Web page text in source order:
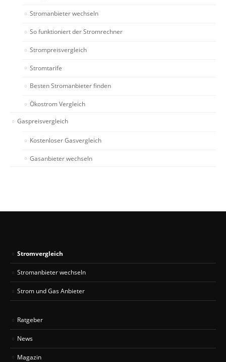
Stromanbieter wechseln
So funktioniert der Stromrechner
Strompreisvergleich
Stromtarife
Besten Stromanbieter finden
Ökostrom Vergleich
Gaspreisvergleich
Kostenloser Gasvergleich
Gasanbieter wechseln
Stromvergleich
Stromanbieter wechseln
Strom und Gas Anbieter
Ratgeber
News
Magazin